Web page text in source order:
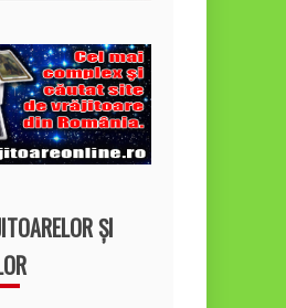
ȘI